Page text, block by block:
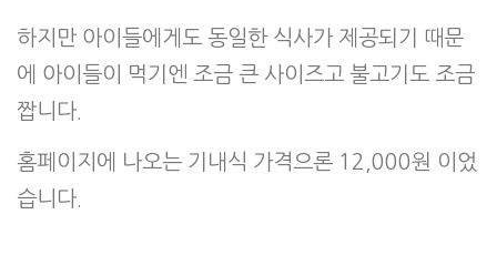
하지만 아이들에게도 동일한 식사가 제공되기 때문
에 아이들이 먹기엔 조금 큰 사이즈고 불고기도 조금
짭니다.
홈페이지에 나오는 기내식 가격으론 12,000원 이었
습니다.